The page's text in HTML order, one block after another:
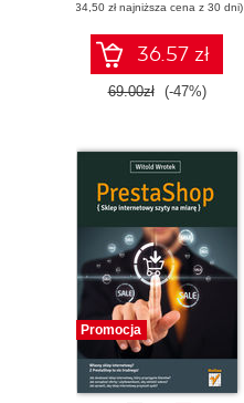
(34,50 zł najniższa cena z 30 dni)
36.57 zł
69.00zł (-47%)
Promocja